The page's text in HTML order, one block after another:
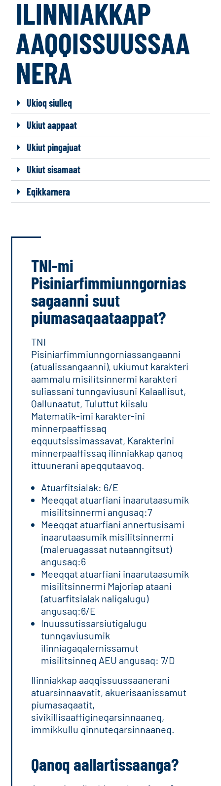
ILINNIAKKAP
AAQQISSUUSSAA
NERA
Ukioq siulleq
Ukiut aappaat
Ukiut pingajuat
Ukiut sisamaat
Eqikkarnera
TNI-mi
Pisiniarfimmiunngornias
sagaanni suut
piumasaqaataappat?
TNI
Pisiniarfimmiunngorniassangaanni
(atualissangaanni), ukiumut karakteri
aammalu misilitsinnermi karakteri
suliassani tunngaviusuni Kalaallisut,
Qallunaatut, Tuluttut kiisalu
Matematik-imi karakter-ini
minnerpaaffissaq
eqquutsissimassavat, Karakterini
minnerpaaffissaq ilinniakkap qanoq
ittuunerani apeqqutaavoq.
Atuarfitsialak: 6/E
Meeqqat atuarfiani inaarutaasumik
misilitsinnermi angusaq:7
Meeqqat atuarfiani annertusisami
inaarutaasumik misilitsinnermi
(maleruagassat nutaanngitsut)
angusaq:6
Meeqqat atuarfiani inaarutaasumik
misilitsinnermi Majoriap ataani
(atuarfitsialak naligalugu)
angusaq:6/E
Inuussutissarsiutigalugu
tunngaviusumik
ilinniagaqalernissamut
misilitsinneq AEU angusaq: 7/D
Ilinniakkap aaqqissuussaanerani
atuarsinnaavatit, akuerisaanissamut
piumasaqaatit,
sivikillisaaffigineqarsinnaaneq,
immikkullu qinnuteqarsinnaaneq.
Qanoq aallartissaanga?